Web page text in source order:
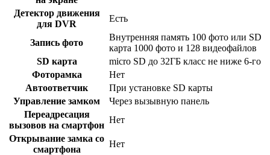
Детектор движения
для DVR
Есть
Запись фото
Внутренняя память 100 фото или SD
карта 1000 фото и 128 видеофайлов
SD карта
micro SD до 32ГБ класс не ниже 6-го
Фоторамка
Нет
Автоответчик
При установке SD карты
Управление замком
Через вызывную панель
Переадресация
вызовов на смартфон
Нет
Открывание замка со
смартфона
Нет